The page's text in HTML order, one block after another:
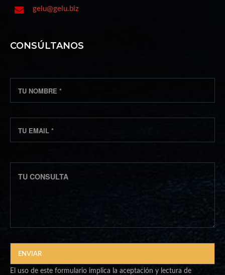
gelu@gelu.biz
CONSÚLTANOS
El uso de este formulario implica la aceptación y lectura de